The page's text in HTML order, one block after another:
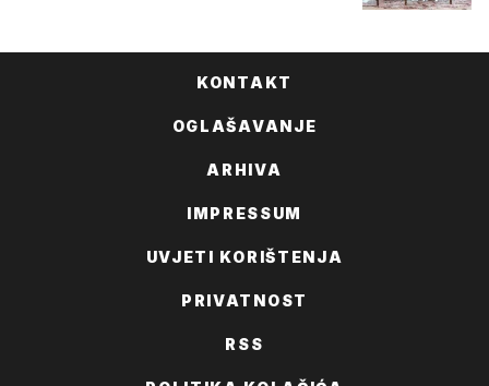
KONTAKT
OGLAŠAVANJE
ARHIVA
IMPRESSUM
UVJETI KORIŠTENJA
PRIVATNOST
RSS